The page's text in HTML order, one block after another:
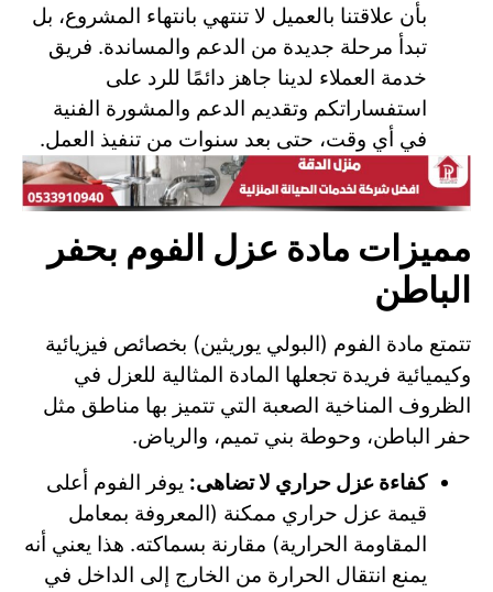
بأن علاقتنا بالعميل لا تنتهي بانتهاء المشروع، بل
تبدأ مرحلة جديدة من الدعم والمساندة. فريق
خدمة العملاء لدينا جاهز دائمًا للرد على
استفساراتكم وتقديم الدعم والمشورة الفنية
في أي وقت، حتى بعد سنوات من تنفيذ العمل.
مميزات مادة عزل الفوم بحفر
الباطن
تتمتع مادة الفوم (البولي يوريثين) بخصائص فيزيائية
وكيميائية فريدة تجعلها المادة المثالية للعزل في
الظروف المناخية الصعبة التي تتميز بها مناطق مثل
حفر الباطن، وحوطة بني تميم، والرياض.
كفاءة عزل حراري لا تضاهى: يوفر الفوم أعلى
قيمة عزل حراري ممكنة (المعروفة بمعامل
المقاومة الحرارية) مقارنة بسماكته. هذا يعني أنه
يمنع انتقال الحرارة من الخارج إلى الداخل في